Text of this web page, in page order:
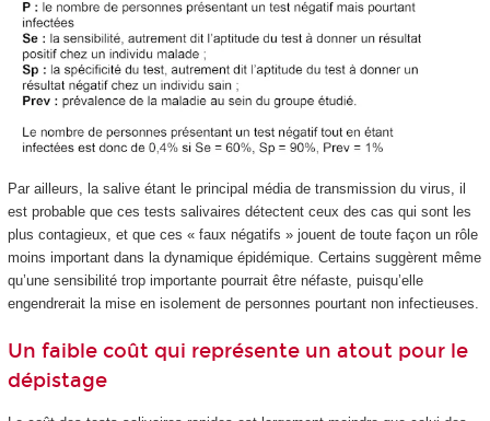
Par ailleurs, la salive étant le principal média de transmission du virus, il
est probable que ces tests salivaires détectent ceux des cas qui sont les
plus contagieux, et que ces « faux négatifs » jouent de toute façon un rôle
moins important dans la dynamique épidémique. Certains suggèrent même
qu’une sensibilité trop importante pourrait être néfaste, puisqu’elle
engendrerait la mise en isolement de personnes pourtant non infectieuses.
Un faible coût qui représente un atout pour le
dépistage